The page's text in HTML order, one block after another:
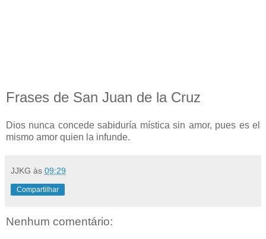
Frases de San Juan de la Cruz
Dios nunca concede sabiduría mística sin amor, pues es el
mismo amor quien la infunde.
JJKG às 09:29
Compartilhar
Nenhum comentário: